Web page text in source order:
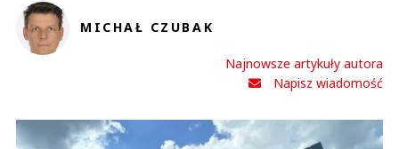
MICHAŁ CZUBAK
Najnowsze artykuły autora
Napisz wiadomość